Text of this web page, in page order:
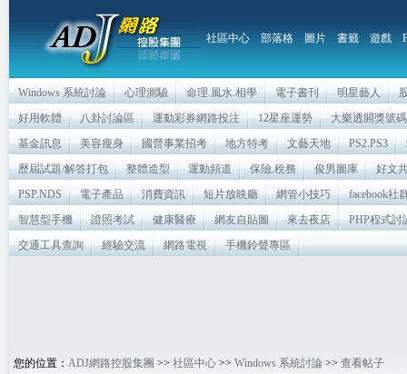
社區中心 部落格 圖片 書籤 遊戲
Windows 系統討論 心理測驗 命理.風水.相學 電子書刊 明星藝人
好用軟體
八卦討論區 運動彩券網路投注 12星座運勢
大樂透開獎號碼
基金訊息
美容瘦身 國營事業招考 地方特考 文藝天地 PS2.PS3
歷屆試題/解答打包
整體造型 運動頻道 保險.稅務 俊男圖庫
好文
PSP.NDS
電子產品 消費資訊 短片放映廳 網管小技巧
facebook社
智慧型手機
證照考試 健康醫療 網友自貼圖 來去夜店
PHP程式討
交通工具查詢
經驗交流 網路電視 手機鈴聲專區
您的位置： ADJ網路控股集團 >> 社區中心 >> Windows 系統討論 >> 查看帖子